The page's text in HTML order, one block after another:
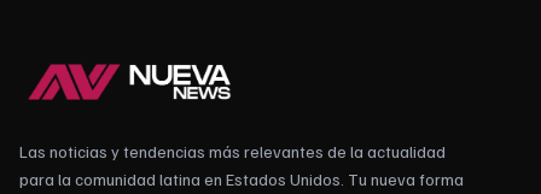
Las noticias y tendencias más relevantes de la actualidad
para la comunidad latina en Estados Unidos. Tu nueva forma